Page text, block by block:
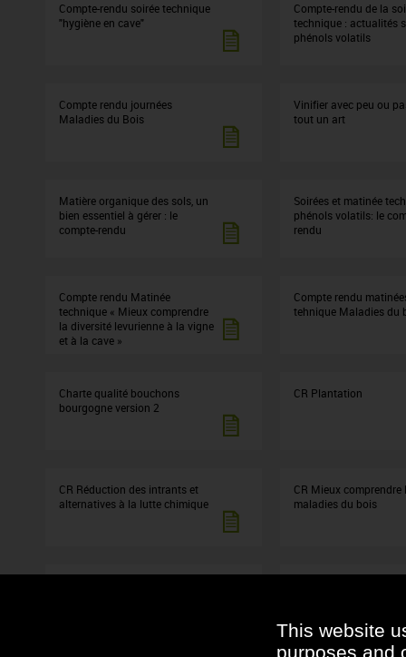
Compte-rendu soirée technique
"hygiène en cave"
Compte-rendu de la
technique : actualités
phénols volatils
Compte rendu journées
Maladies du Bois
Vinifier avec peu ou
tout un art
Matière organique des sols, un
bien essentiel à gérer : le
compte-rendu
Soirées et matinée
phénols volatils: le
rendu
Compte rendu Matinée
technique « Mieux comprendre
la diversité levurienne à la vigne
et à la cave »
Compte rendu
tehnique Maladies du
Charte qualité bouchons
bourgogne version 2
CR Plantation
CR Réduction des intrants et
alternatives à la lutte chimique
CR Mieux comprendre
maladies du bois
This website
purposes and